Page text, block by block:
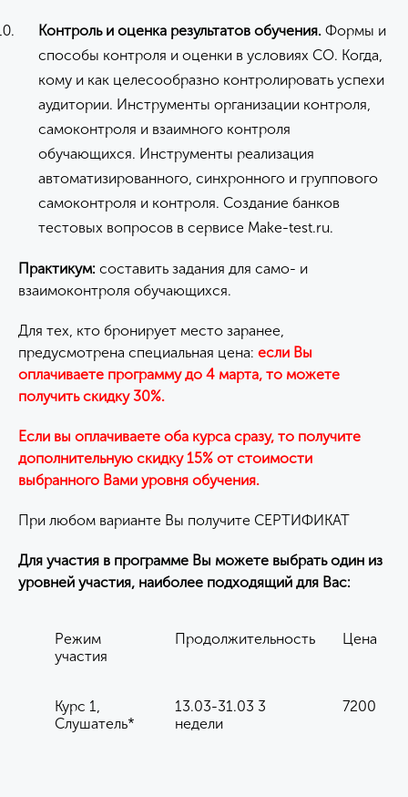
Контроль и оценка результатов обучения. Формы и
способы контроля и оценки в условиях СО. Когда,
кому и как целесообразно контролировать успехи
аудитории. Инструменты организации контроля,
самоконтроля и взаимного контроля
обучающихся. Инструменты реализация
автоматизированного, синхронного и группового
самоконтроля и контроля. Создание банков
тестовых вопросов в сервисе Make-test.ru.
Практикум: составить задания для само- и
взаимоконтроля обучающихся.
Для тех, кто бронирует место заранее,
предусмотрена специальная цена: если Вы
оплачиваете программу до 4 марта, то можете
получить скидку 30%.
Если вы оплачиваете оба курса сразу, то получите
дополнительную скидку 15% от стоимости
выбранного Вами уровня обучения.
При любом варианте Вы получите СЕРТИФИКАТ
Для участия в программе Вы можете выбрать один из
уровней участия, наиболее подходящий для Вас:
Режим
участия
Продолжительность Цена
Курс 1,
Слушатель*
13.03-31.03 3
недели
7200